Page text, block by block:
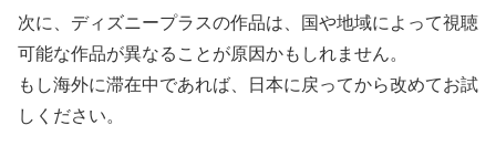
次に、ディズニープラスの作品は、国や地域によって視聴
可能な作品が異なることが原因かもしれません。
もし海外に滞在中であれば、日本に戻ってから改めてお試
しください。